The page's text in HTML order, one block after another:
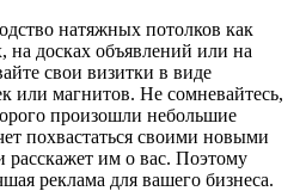
натяжных потолков как
на досках объявлений или на
свои визитки в виде
или магнитов. Не сомневайтесь,
произошли небольшие
похвастаться своими новыми
расскажет им о вас. Поэтому
реклама для вашего бизнеса.